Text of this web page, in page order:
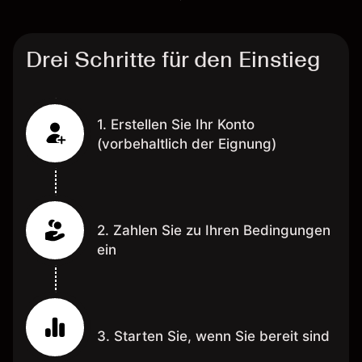
Drei Schritte für den Einstieg
1. Erstellen Sie Ihr Konto
(vorbehaltlich der Eignung)
2. Zahlen Sie zu Ihren Bedingungen
ein
3. Starten Sie, wenn Sie bereit sind